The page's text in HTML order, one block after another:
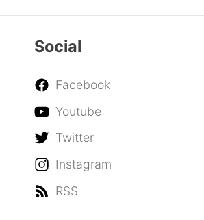
Social
Facebook
Youtube
Twitter
Instagram
RSS